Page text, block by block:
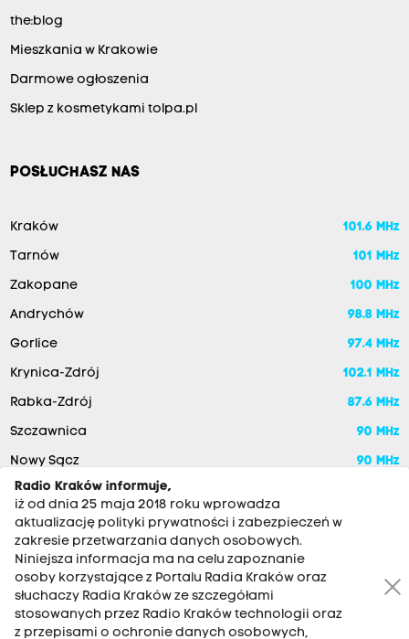
the:blog
Mieszkania w Krakowie
Darmowe ogłoszenia
Sklep z kosmetykami tolpa.pl
POSŁUCHASZ NAS
Kraków 101.6 MHz
Tarnów 101 MHz
Zakopane 100 MHz
Andrychów 98.8 MHz
Gorlice 97.4 MHz
Krynica-Zdrój 102.1 MHz
Rabka-Zdrój 87.6 MHz
Szczawnica 90 MHz
Nowy Sącz 90 MHz
RADIO KRAKÓW SA. Aleja Juliusza Słowackiego 22, 30-007
Radio Kraków informuje,
iż od dnia 25 maja 2018 roku wprowadza
aktualizację polityki prywatności i zabezpieczeń w
zakresie przetwarzania danych osobowych.
Niniejsza informacja ma na celu zapoznanie
osoby korzystające z Portalu Radia Kraków oraz
słuchaczy Radia Kraków ze szczegółami
stosowanych przez Radio Kraków technologii oraz
z przepisami o ochronie danych osobowych,